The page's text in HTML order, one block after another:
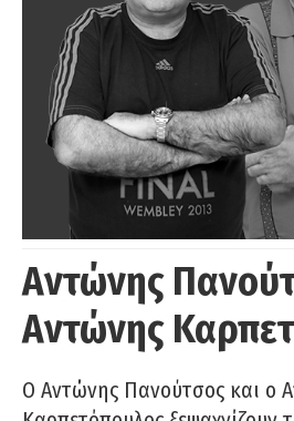
Αντώνης
Αντώνης
Ο Αντώνης Πανούτσος και ο